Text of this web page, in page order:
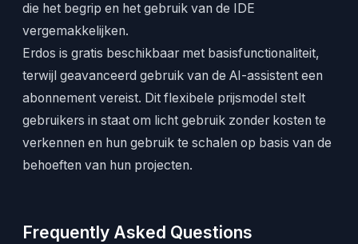
die het begrip en het gebruik van de IDE
vergemakkelijken.
Erdos is gratis beschikbaar met basisfunctionaliteit,
terwijl geavanceerd gebruik van de AI-assistent een
abonnement vereist. Dit flexibele prijsmodel stelt
gebruikers in staat om licht gebruik zonder kosten te
verkennen en hun gebruik te schalen op basis van de
behoeften van hun projecten.
Frequently Asked Questions